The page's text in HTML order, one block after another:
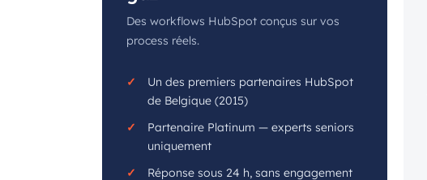
Des workflows HubSpot conçus sur vos
process réels.
Un des premiers partenaires HubSpot
de Belgique (2015)
Partenaire Platinum — experts seniors
uniquement
Réponse sous 24 h, sans engagement